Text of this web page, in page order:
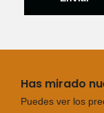
Has mirado
Puedes ver los